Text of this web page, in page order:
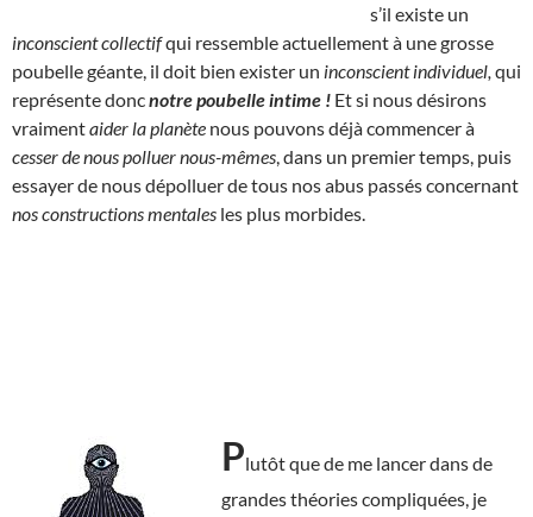
s’il existe un
inconscient collectifqui ressemble actuellement à une grosse
poubelle géante, il doit bien exister un inconscient individuel, qui
représente doncnotre poubelle intime ! Et si nous désirons
vraimentaider la planète nous pouvons déjà commencer à
cesser de nous polluer nous-mêmes , dans un premier temps, puis
essayer de nous dépolluer de tous nos abus passés concernant
nos constructions mentales les plus morbides.
Plutôt que de me lancer dans de
grandes théories compliquées, je